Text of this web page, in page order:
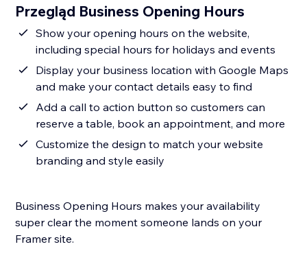
Przegląd Business Opening Hours
Show your opening hours on the website,
including special hours for holidays and events
Display your business location with Google Maps
and make your contact details easy to find
Add a call to action button so customers can
reserve a table, book an appointment, and more
Customize the design to match your website
branding and style easily
Business Opening Hours makes your availability
super clear the moment someone lands on your
Framer site.